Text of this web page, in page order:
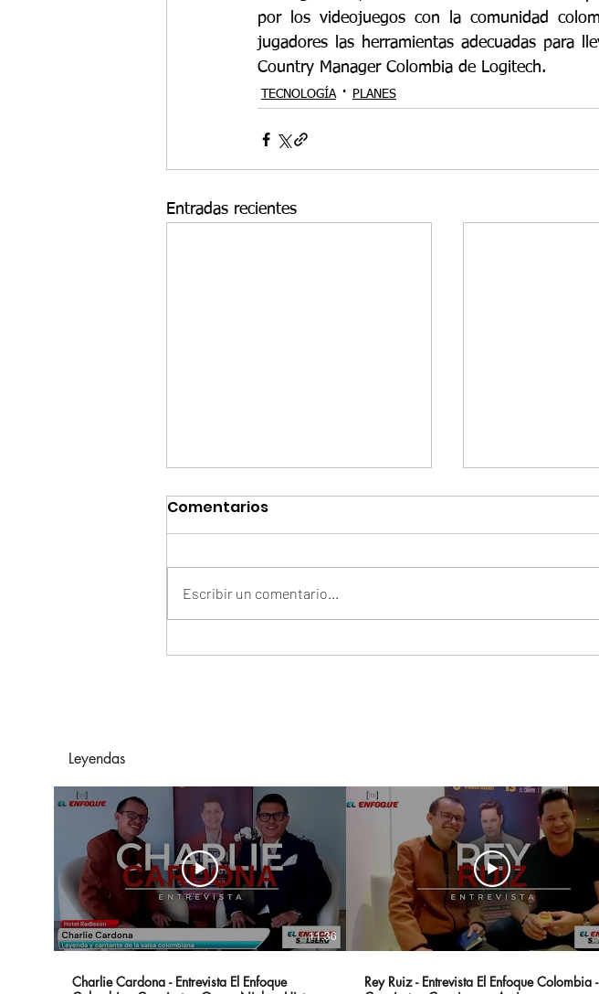
por los videojuegos con la comunidad
jugadores las herramientas adecuadas para
Country Manager Colombia de Logitech.
TECNOLOGÍA PLANES
Entradas recientes
Smart: aprender un
Hasta La
Comentarios
Escribir un comentario...
Leyendas
11:36
Charlie Cardona - Entrevista El Enfoque
Rey Ruiz - Entrevista El Enfoque Colombia -